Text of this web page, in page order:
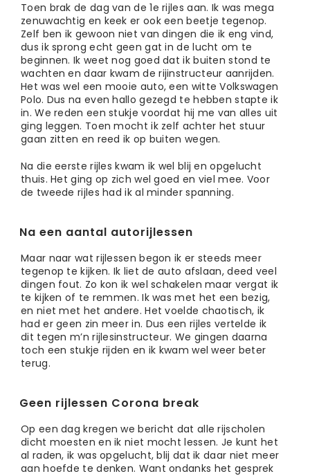
Toen brak de dag van de 1e rijles aan. Ik was mega
zenuwachtig en keek er ook een beetje tegenop.
Zelf ben ik gewoon niet van dingen die ik eng vind,
dus ik sprong echt geen gat in de lucht om te
beginnen.Ik weet nog goed dat ik buiten stond te
wachten en daar kwam de rijinstructeur aanrijden.
Het was wel een mooie auto, een witte Volkswagen
Polo. Dus na even hallo gezegd te hebben stapte ik
in. We reden een stukje voordat hij me van alles uit
ging leggen. Toen mocht ik zelf achter het stuur
gaan zitten en reed ik op buiten wegen.
Na die eerste rijles kwam ik wel blij en opgelucht
thuis. Het ging op zich wel goed en viel mee. Voor
de tweede rijles had ik al minder spanning.
Na een aantal autorijlessen
Maar naar wat rijlessen begon ik er steeds meer
tegenop te kijken. Ik liet de auto afslaan, deed veel
dingen fout. Zo kon ik wel schakelen maar vergat ik
te kijken of te remmen. Ik was met het een bezig,
en niet met het andere. Het voelde chaotisch, ik
had er geen zin meer in. Dus een rijles vertelde ik
dit tegen m’n rijlesinstructeur. We gingen daarna
toch een stukje rijden en ik kwam wel weer beter
terug.
Geen rijlessen Corona break
Op een dag kregen we bericht dat alle rijscholen
dicht moesten en ik niet mocht lessen. Je kunt het
al raden, ik was opgelucht, blij dat ik daar niet meer
aan hoefde te denken. Want ondanks het gesprek